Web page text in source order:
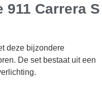
Carrera S
deze bijzondere
De set bestaat uit een